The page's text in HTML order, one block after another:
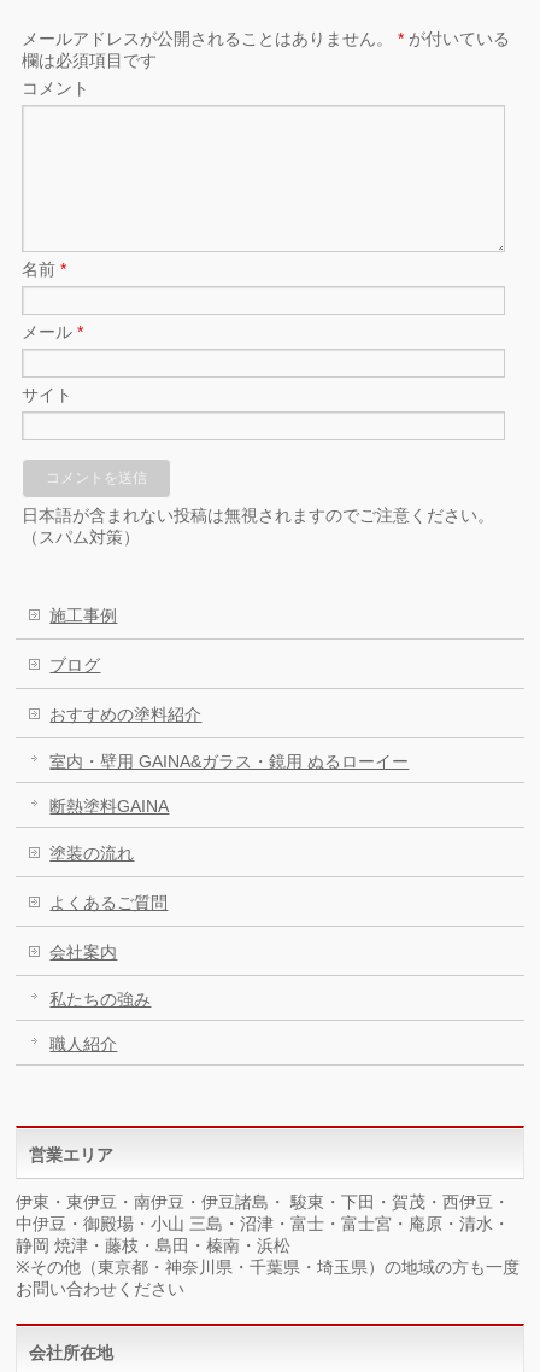
メールアドレスが公開されることはありません。 * が付いている
欄は必須項目です
コメント
名前*
メール*
サイト
日本語が含まれない投稿は無視されますのでご注意ください。
（スパム対策）
施工事例
ブログ
おすすめの塗料紹介
室内・壁用 GAINA&ガラス・鏡用 ぬるローイー
断熱塗料GAINA
塗装の流れ
よくあるご質問
会社案内
私たちの強み
職人紹介
営業エリア
伊東・東伊豆・南伊豆・伊豆諸島・ 駿東・下田・賀茂・西伊豆・
中伊豆・御殿場・小山 三島・沼津・富士・富士宮・庵原・清水・
静岡 焼津・藤枝・島田・榛南・浜松
※その他（東京都・神奈川県・千葉県・埼玉県）の地域の方も一度
お問い合わせください
会社所在地